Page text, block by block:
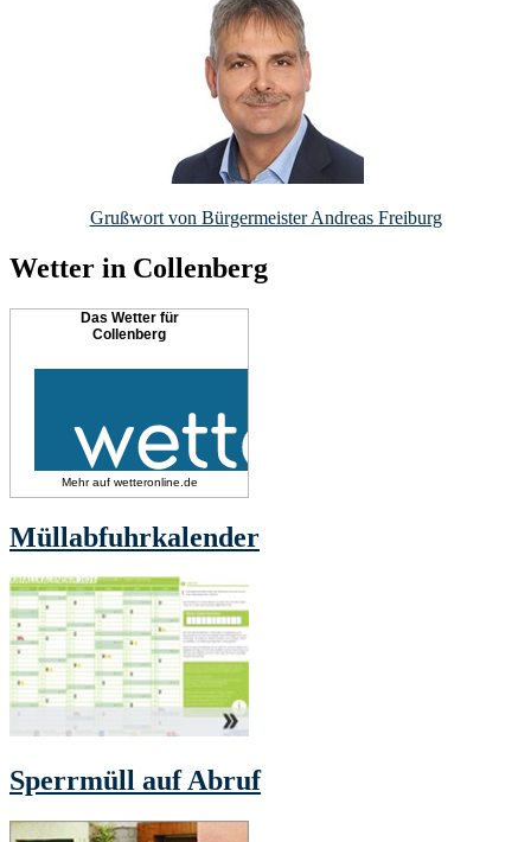
Grußwort von Bürgermeister Andreas Freiburg
Wetter in Collenberg
Das Wetter für
Collenberg
Mehr auf wetteronline.de
Müllabfuhrkalender
Sperrmüll auf Abruf